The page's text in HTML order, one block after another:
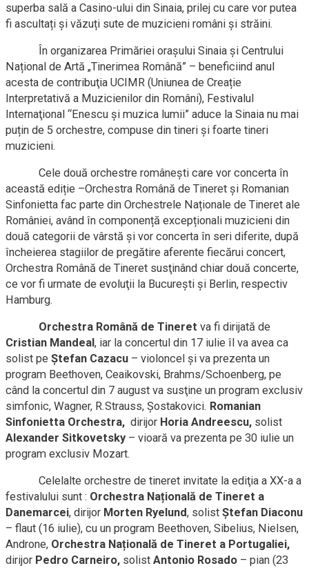
superba sală a Casino-ului din Sinaia, prilej cu care vor putea
fi ascultați și văzuți sute de muzicieni români şi străini.
În organizarea Primăriei orașului Sinaia și Centrului
Național de Artă „Tinerimea Română” – beneficiind anul
acesta de contribuţia UCIMR (Uniunea de Creație
Interpretativă a Muzicienilor din Români), Festivalul
Internaţional “Enescu şi muzica lumii” aduce la Sinaia nu mai
puțin de 5 orchestre, compuse din tineri și foarte tineri
muzicieni.
Cele două orchestre românești care vor concerta în
această ediție –Orchestra Română de Tineret şi Romanian
Sinfonietta fac parte din Orchestrele Naționale de Tineret ale
României, având în componență excepționali muzicieni din
două categorii de vârstă și vor concerta în seri diferite, după
încheierea stagiilor de pregătire aferente fiecărui concert,
Orchestra Română de Tineret susţinând chiar două concerte,
ce vor fi urmate de evoluţii la Bucureşti şi Berlin, respectiv
Hamburg.
Orchestra Română de Tineret va fi dirijată de
Cristian Mandeal , iar la concertul din 17 iulie îl va avea ca
solist pe Ştefan Cazacu – violoncel şi va prezenta un
program Beethoven, Ceaikovski, Brahms/Schoenberg, pe
când la concertul din 7 august va susţine un program exclusiv
simfonic, Wagner, R.Strauss, Șostakovici. Romanian
Sinfonietta Orchestra, dirijor Horia Andreescu, solist
Alexander Sitkovetsky– vioară va prezenta pe 30 iulie un
program exclusiv Mozart.
Celelalte orchestre de tineret invitate la ediţia a XX-a a
festivalului sunt : Orchestra Națională de Tineret a
Danemarcei, dirijor Morten Ryelund, solist Ștefan Diaconu
– flaut (16 iulie), cu un program Beethoven, Sibelius, Nielsen,
Androne, Orchestra Națională de Tineret a Portugaliei,
dirijor Pedro Carneiro, solist Antonio Rosado – pian (23